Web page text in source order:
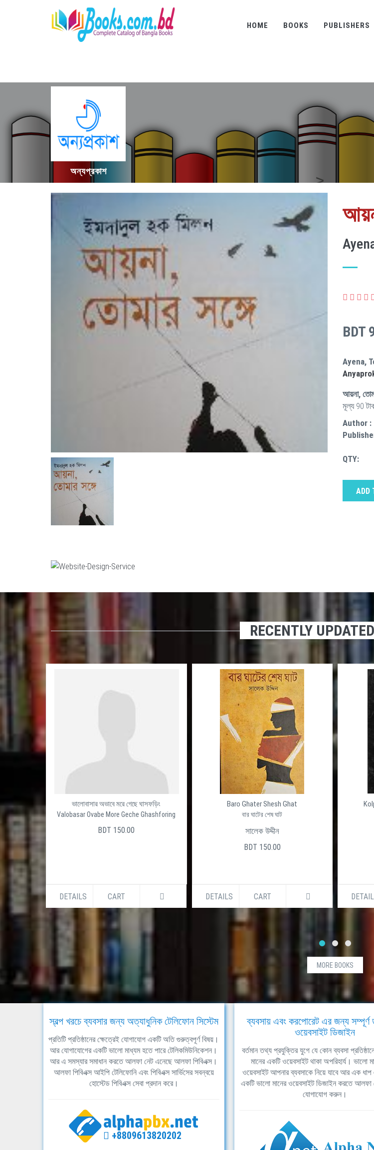
HOME BOOKS PUBLISHERS
অন্যপ্রকাশ
BDT
Ayena,
আয়না,
মূল্য 90
Author :
QTY:
ADD
RECENTLY
ভালোবাসার অভাবে মরে গেছে ঘাসফড়িং
Valobasar Ovabe More Geche Ghashforing
BDT 150.00
DETAILS CART
Baro Ghater Shesh Ghat
বার ঘাটের শেষ ঘাট
সালেক উদ্দীন
BDT 150.00
DETAILS CART
MORE BOOKS
স্বল্প খরচে ব্যবসার জন্য অত্যাধুনিক টেলিফোন সিস্টেম
প্রতিটি প্রতিষ্ঠানের ক্ষেত্রেই যোগাযোগ একটি অতি গুরুত্বপূর্ণ বিষয়।
আর যোগাযোগের একটি ভালো মাধ্যম হতে পারে টেলিকমিউনিকেশন।
আর এ সমস্যার সমাধান করতে আলফা নেট এনেছে আলফা পিবিএক্স।
আলফা পিবিএক্স আইপি টেলিফোনি এবং পিবিএক্স সার্ভিসের সবন্বয়ে
হোস্টেড পিবিএক্স সেবা প্রদান করে।
+8809613820202
ব্যবসায় এবং করপোরেট এর জন্য সম্পূর্ণ
ওয়েবসাইট ডিজাইন
বর্তমান তথ্য প্রযুক্তির যুগে যে কোন ব্যবসা
মানের একটি ওয়েবসাইট থাকা অপরিহার্য। ভালো
ওয়েবসাইট আপনার ব্যবসাকে নিয়ে যাবে আর এক
একটি ভালো মানের ওয়েবসাইট ডিজাইন করতে
যোগাযোগ করুন।